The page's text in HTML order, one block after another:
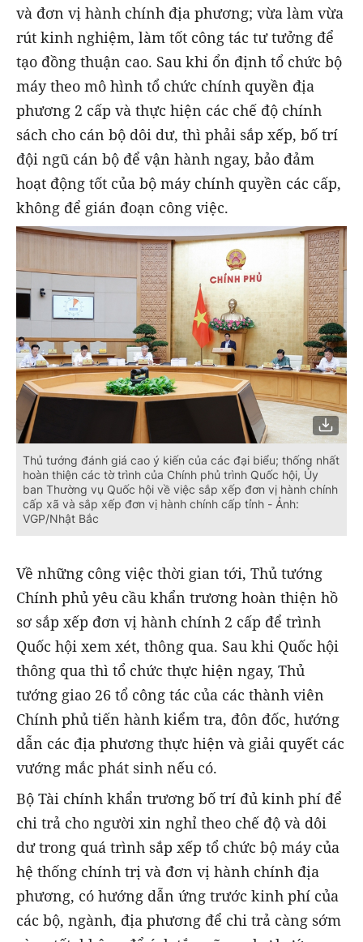
và đơn vị hành chính địa phương; vừa làm vừa
rút kinh nghiệm, làm tốt công tác tư tưởng để
tạo đồng thuận cao. Sau khi ổn định tổ chức bộ
máy theo mô hình tổ chức chính quyền địa
phương 2 cấp và thực hiện các chế độ chính
sách cho cán bộ dôi dư, thì phải sắp xếp, bố trí
đội ngũ cán bộ để vận hành ngay, bảo đảm
hoạt động tốt của bộ máy chính quyền các cấp,
không để gián đoạn công việc.
Thủ tướng đánh giá cao ý kiến của các đại biểu; thống nhất
hoàn thiện các tờ trình của Chính phủ trình Quốc hội, Ủy
ban Thường vụ Quốc hội về việc sắp xếp đơn vị hành chính
cấp xã và sắp xếp đơn vị hành chính cấp tỉnh - Ảnh:
VGP/Nhật Bắc
Về những công việc thời gian tới, Thủ tướng
Chính phủ yêu cầu khẩn trương hoàn thiện hồ
sơ sắp xếp đơn vị hành chính 2 cấp để trình
Quốc hội xem xét, thông qua. Sau khi Quốc hội
thông qua thì tổ chức thực hiện ngay, Thủ
tướng giao 26 tổ công tác của các thành viên
Chính phủ tiến hành kiểm tra, đôn đốc, hướng
dẫn các địa phương thực hiện và giải quyết các
vướng mắc phát sinh nếu có.
Bộ Tài chính khẩn trương bố trí đủ kinh phí để
chi trả cho người xin nghỉ theo chế độ và dôi
dư trong quá trình sắp xếp tổ chức bộ máy của
hệ thống chính trị và đơn vị hành chính địa
phương, có hướng dẫn ứng trước kinh phí của
các bộ, ngành, địa phương để chi trả càng sớm